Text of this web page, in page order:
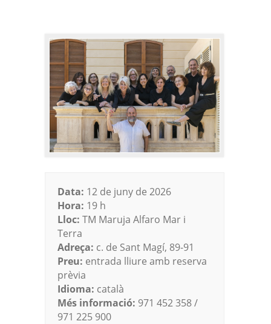
Data: 12 de juny de 2026
Hora: 19 h
Lloc: TM Maruja Alfaro Mar i
Terra
Adreça: c. de Sant Magí, 89-91
Preu: entrada lliure amb reserva
prèvia
Idioma: català
Més informació: 971 452 358 /
971 225 900